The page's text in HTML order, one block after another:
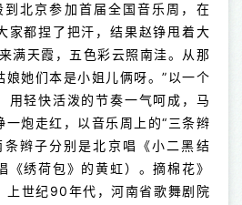
北京参加首届全国音乐周，在
家都捏了把汗，结果赵铮甩着大
满天霞，五色彩云照南洼。从那
娘她们本是小姐儿俩呀。”以一个
用轻快活泼的节奏一气呵成，马
一炮走红，以音乐周上的“三条辫
辫子分别是北京唱《小二黑结
《绣荷包》的黄虹）。摘棉花》
上世纪90年代，河南省歌舞剧院